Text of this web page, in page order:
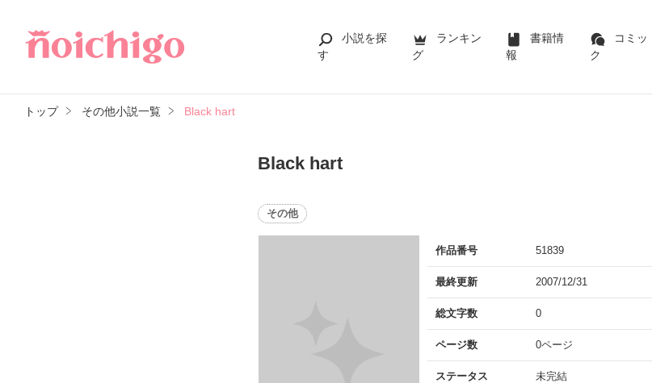
小説を探
す
ランキン
グ
書籍情
報
コミッ
ク
トップ その他小説一覧 Black hart
Black hart
その他
作品番号 51839
最終更新 2007/12/31
総文字数 0
ページ数 0ページ
ステータス 未完結